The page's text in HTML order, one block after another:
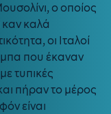
ο οποίος
καν καλά
οι Ιταλοί
που έκαναν
τυπικές
πήραν το μέρος
είναι